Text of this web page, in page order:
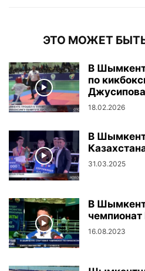
ЭТО МОЖЕТ
В
по
Джусипова
18.02.2026
В
31.03.2025
В
чемпионат
16.08.2023